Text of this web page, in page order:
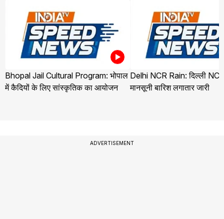
Bhopal Jail Cultural Program: भोपाल
में कैदियों के लिए सांस्कृतिक का आयोजन
Delhi NCR Rain: दिल्ली
मानसूनी बारिश लगातार जारी
ADVERTISEMENT